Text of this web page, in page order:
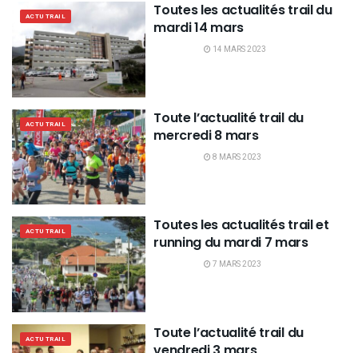
ACTU TRAIL
Toutes les actualités trail du
mardi 14 mars
14 MARS 2023
ACTU TRAIL
Toute l’actualité trail du
mercredi 8 mars
8 MARS 2023
ACTU TRAIL
Toutes les actualités trail et
running du mardi 7 mars
7 MARS 2023
ACTU TRAIL
Toute l’actualité trail du